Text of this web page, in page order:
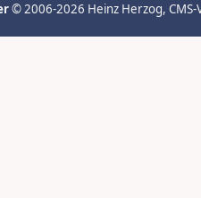
© 2006-2026 Heinz Herzog,